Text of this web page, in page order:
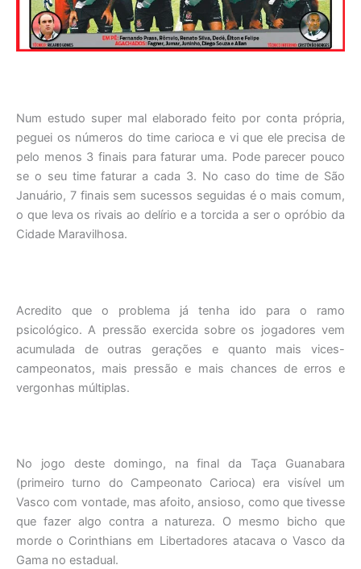
Num estudo super mal elaborado feito por conta própria,
peguei os números do time carioca e vi que ele precisa de
pelo menos 3 finais para faturar uma. Pode parecer pouco
se o seu time faturar a cada 3. No caso do time de São
Januário, 7 finais sem sucessos seguidas é o mais comum,
o que leva os rivais ao delírio e a torcida a ser o opróbio da
Cidade Maravilhosa.
Acredito que o problema já tenha ido para o ramo
psicológico. A pressão exercida sobre os jogadores vem
acumulada de outras gerações e quanto mais vices-
campeonatos, mais pressão e mais chances de erros e
vergonhas múltiplas.
No jogo deste domingo, na final da Taça Guanabara
(primeiro turno do Campeonato Carioca) era visível um
Vasco com vontade, mas afoito, ansioso, como que tivesse
que fazer algo contra a natureza. O mesmo bicho que
morde o Corinthians em Libertadores atacava o Vasco da
Gama no estadual.